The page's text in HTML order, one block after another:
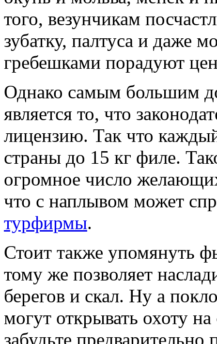
того, везунчикам
зубатку, палтуса и даже
гребешками порадуют
Однако самым большим
является то, что
лицензию. Так что
страны до 15 кг филе.
огромное число
что с наплывом может
турфирмы.
Стоит также упомянуть
тому же позволяет
берегов и скал. Ну а
могут открывать охоту
забудьте